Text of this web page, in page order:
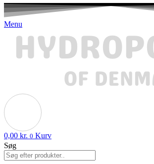
Menu
0,00 kr. 0 Kurv
Søg